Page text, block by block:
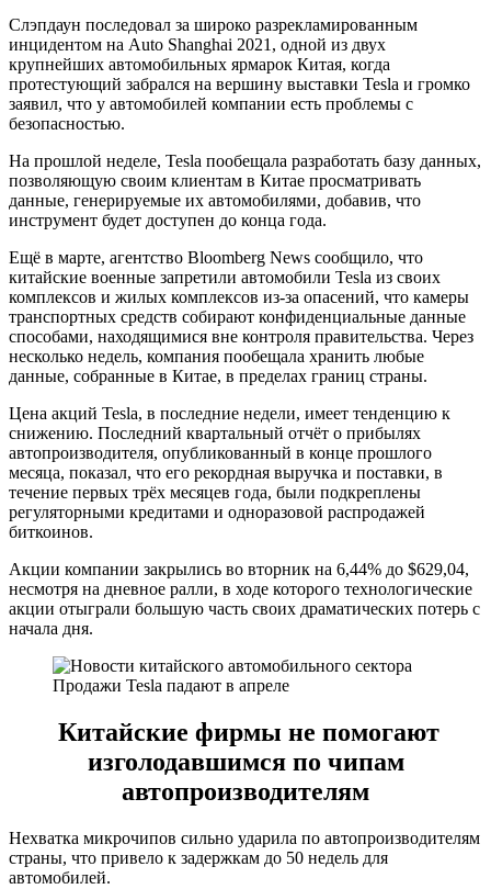
Слэпдаун последовал за широко разрекламированным
инцидентом на Auto Shanghai 2021, одной из двух
крупнейших автомобильных ярмарок Китая, когда
протестующий забрался на вершину выставки Tesla и громко
заявил, что у автомобилей компании есть проблемы с
безопасностью.
На прошлой неделе, Tesla пообещала разработать базу данных,
позволяющую своим клиентам в Китае просматривать
данные, генерируемые их автомобилями, добавив, что
инструмент будет доступен до конца года.
Ещё в марте, агентство Bloomberg News сообщило, что
китайские военные запретили автомобили Tesla из своих
комплексов и жилых комплексов из-за опасений, что камеры
транспортных средств собирают конфиденциальные данные
способами, находящимися вне контроля правительства. Через
несколько недель, компания пообещала хранить любые
данные, собранные в Китае, в пределах границ страны.
Цена акций Tesla, в последние недели, имеет тенденцию к
снижению. Последний квартальный отчёт о прибылях
автопроизводителя, опубликованный в конце прошлого
месяца, показал, что его рекордная выручка и поставки, в
течение первых трёх месяцев года, были подкреплены
регуляторными кредитами и одноразовой распродажей
биткоинов.
Акции компании закрылись во вторник на 6,44% до $629,04,
несмотря на дневное ралли, в ходе которого технологические
акции отыграли большую часть своих драматических потерь с
начала дня.
Продажи Tesla падают в апреле
Китайские фирмы не помогают
изголодавшимся по чипам
автопроизводителям
Нехватка микрочипов сильно ударила по автопроизводителям
страны, что привело к задержкам до 50 недель для
автомобилей.